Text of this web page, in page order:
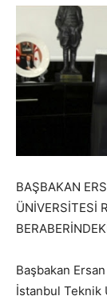
BAŞBAKAN
ÜNİVERSİTESİ
Başbakan
İstanbul Teknik